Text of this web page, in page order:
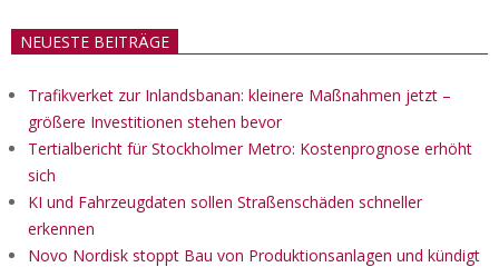
NEUESTE BEITRÄGE
Trafikverket zur Inlandsbanan: kleinere Maßnahmen jetzt –
größere Investitionen stehen bevor
Tertialbericht für Stockholmer Metro: Kostenprognose erhöht
sich
KI und Fahrzeugdaten sollen Straßenschäden schneller
erkennen
Novo Nordisk stoppt Bau von Produktionsanlagen und kündigt